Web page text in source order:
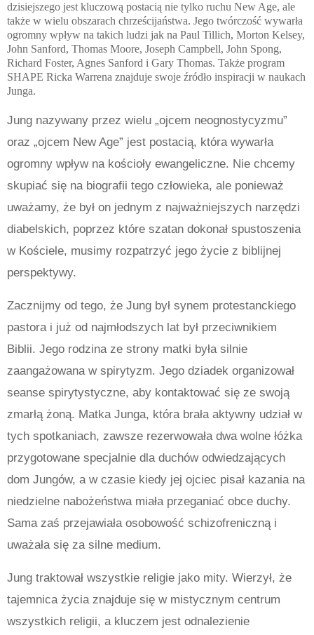
dzisiejszego jest kluczową postacią nie tylko ruchu New Age, ale
także w wielu obszarach chrześcijaństwa. Jego twórczość wywarła
ogromny wpływ na takich ludzi jak na Paul Tillich, Morton Kelsey,
John Sanford, Thomas Moore, Joseph Campbell, John Spong,
Richard Foster, Agnes Sanford i Gary Thomas. Także program
SHAPE Ricka Warrena znajduje swoje źródło inspiracji w naukach
Junga.
Jung nazywany przez wielu „ojcem neognostycyzmu”
oraz „ojcem New Age” jest postacią, która wywarła
ogromny wpływ na kościoły ewangeliczne. Nie chcemy
skupiać się na biografii tego człowieka, ale ponieważ
uważamy, że był on jednym z najważniejszych narzędzi
diabelskich, poprzez które szatan dokonał spustoszenia
w Kościele, musimy rozpatrzyć jego życie z biblijnej
perspektywy.
Zacznijmy od tego, że Jung był synem protestanckiego
pastora i już od najmłodszych lat był przeciwnikiem
Biblii. Jego rodzina ze strony matki była silnie
zaangażowana w spirytyzm. Jego dziadek organizował
seanse spirytystyczne, aby kontaktować się ze swoją
zmarłą żoną. Matka Junga, która brała aktywny udział w
tych spotkaniach, zawsze rezerwowała dwa wolne łóżka
przygotowane specjalnie dla duchów odwiedzających
dom Jungów, a w czasie kiedy jej ojciec pisał kazania na
niedzielne nabożeństwa miała przeganiać obce duchy.
Sama zaś przejawiała osobowość schizofreniczną i
uważała się za silne medium.
Jung traktował wszystkie religie jako mity. Wierzył, że
tajemnica życia znajduje się w mistycznym centrum
wszystkich religii, a kluczem jest odnalezienie